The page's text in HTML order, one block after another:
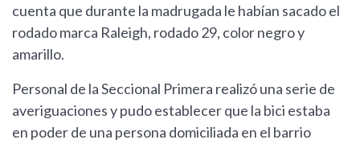
cuenta que durante la madrugada le habían sacado el
rodado marca Raleigh, rodado 29, color negro y
amarillo.
Personal de la Seccional Primera realizó una serie de
averiguaciones y pudo establecer que la bici estaba
en poder de una persona domiciliada en el barrio